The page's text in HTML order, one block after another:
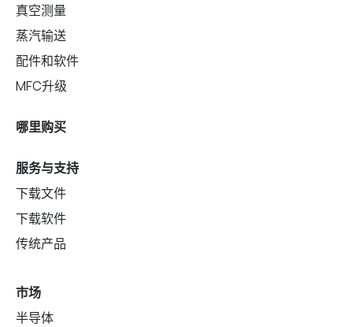
真空测量
蒸汽输送
配件和软件
MFC升级
哪里购买
服务与支持
下载文件
下载软件
传统产品
市场
半导体